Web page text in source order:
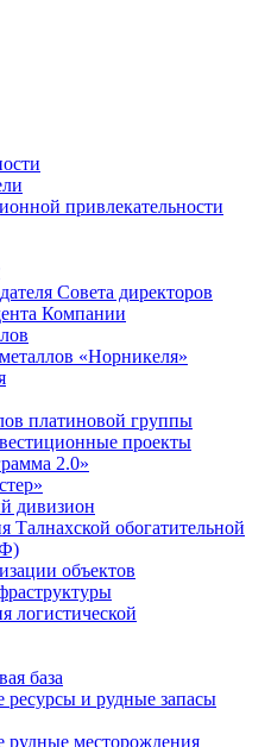
привлекательности
Совета директоров
Компании
«Норникеля»
платиновой группы
проекты
2.0»
дивизион
Талнахской обогатительной
объектов
логистической
база
и рудные запасы
рудные месторождения